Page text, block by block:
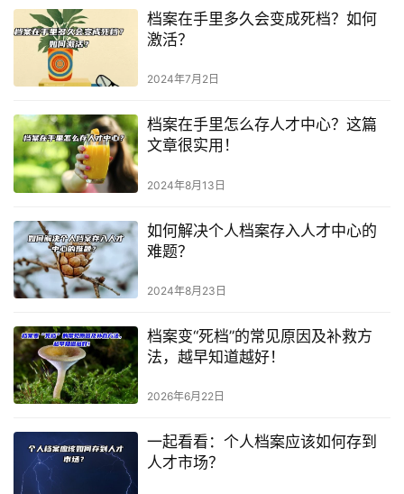
档案在手里多久会变成死档？如何
激活？
2024年7月2日
档案在手里怎么存人才中心？这篇
文章很实用！
2024年8月13日
如何解决个人档案存入人才中心的
难题？
2024年8月23日
档案变“死档”的常见原因及补救方
法，越早知道越好！
2026年6月22日
一起看看：个人档案应该如何存到
人才市场？